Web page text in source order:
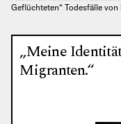
Geflüchteten“ Todesfälle
„Meine
Migranten.“